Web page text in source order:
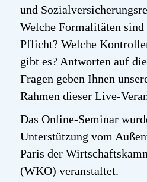
und
Welche Formalitäten
Pflicht? Welche
gibt es? Antworten auf
Fragen geben Ihnen
Rahmen dieser Live-
Das Online-Seminar
Unterstützung vom
Paris der
(WKO) veranstaltet.